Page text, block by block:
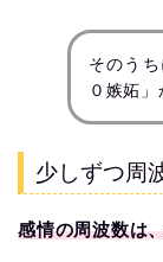
そのう
０嫉妬」
少しずつ周
感情の周波数は